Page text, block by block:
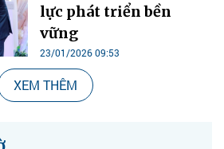
lực phát triển bền
vững
23/01/2026 09:53
XEM THÊM